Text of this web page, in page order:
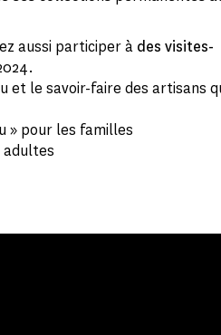
aussi participer à des visites-
et le savoir-faire des artisans
» pour les familles
adultes